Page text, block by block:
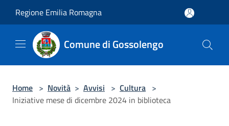
Regione Emilia Romagna
Comune di Gossolengo
Home > Novità > Avvisi > Cultura >
Iniziative mese di dicembre 2024 in biblioteca